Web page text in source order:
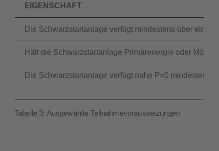
EIGENSCHAFT
Die Schwarzstartanlage verfügt mindestens über eine
Hält die Schwarzstartanlage Primärenergie oder
Die Schwarzstartanlage verfügt nahe P=0 mindestens
Tabelle 3: Ausgewählte Teilnahmevoraussetzungen